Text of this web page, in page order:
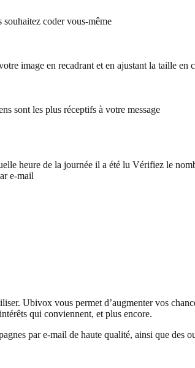
coder vous-même
image en recadrant et en ajustant la taille en
sont les plus réceptifs à votre message
heure de la journée il a été lu Vérifiez le
e-mail
Ubivox vous permet d’augmenter vos
qui conviennent, et plus encore.
par e-mail de haute qualité, ainsi que des